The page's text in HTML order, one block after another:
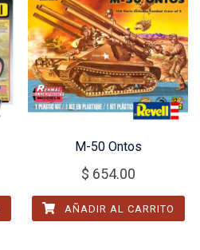
M-50 Ontos
$ 654.00
AÑADIR AL CARRITO